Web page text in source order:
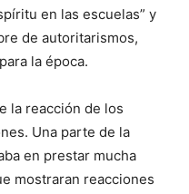
en las escuelas” y
de autoritarismos,
la época.
la reacción de los
Una parte de la
en prestar mucha
mostraran reacciones